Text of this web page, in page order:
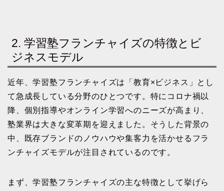
2. 学習塾フランチャイズの特徴とビ
ジネスモデル
近年、学習塾フランチャイズは「教育×ビジネス」とし
て急成長している分野のひとつです。特にコロナ禍以
降、個別指導やオンライン学習へのニーズが高まり、
塾業界は大きな変革期を迎えました。そうした背景の
中、既存ブランドのノウハウや集客力を活かせるフラ
ンチャイズモデルが注目されているのです。
まず、学習塾フランチャイズの主な特徴として挙げら